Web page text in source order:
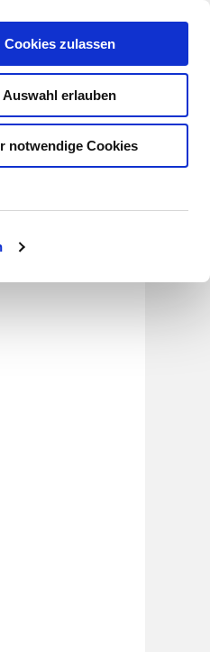
Cookies zulassen
Auswahl erlauben
notwendige Cookies
Kundenlogin
Suche